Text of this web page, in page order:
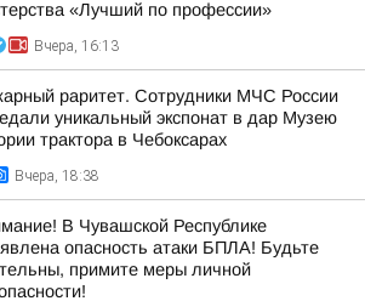
«Лучший по профессии»
Вчера, 16:13
раритет. Сотрудники МЧС России
уникальный экспонат в дар Музею
трактора в Чебоксарах
Вчера, 18:38
В Чувашской Республике
опасность атаки БПЛА! Будьте
примите меры личной